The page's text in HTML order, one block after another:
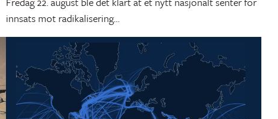
innsats mot radikalisering…